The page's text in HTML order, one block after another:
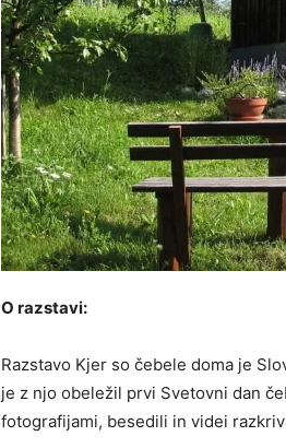
O razstavi:
Razstavo Kjer so čebele doma je
je z njo obeležil prvi Svetovni dan
fotografijami, besedili in videi